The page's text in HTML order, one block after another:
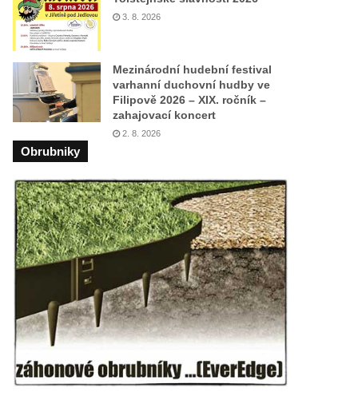
3. 8. 2026
Mezinárodní hudební festival
varhanní duchovní hudby ve
Filipově 2026 – XIX. ročník –
zahajovací koncert
2. 8. 2026
Obrubniky